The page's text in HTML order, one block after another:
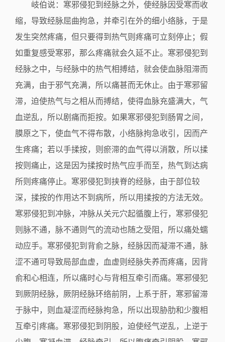
岐伯说：寒邪侵犯到经脉之外，使经脉因受寒而收
缩，导致经脉屈曲拘急，并牵引在外的细小络脉，于是
发生突然疼痛，但只要得到热气则疼痛可立刻停止；假
如重复感受寒邪，那么疼痛就会久延不止。寒邪侵犯到
经脉之中，与经脉中的热气相搏结，就会使血脉阻滞而
充满，由于邪气充满，所以痛甚而无休止。由于寒邪留
滞，迫使热气与之相从而搏结，使得血脉充盛满大，气
血逆乱，所以剧痛而拒按。如果寒邪侵犯到肠胃之间，
膜原之下，使血气不得布散，小络脉拘急收引，因而产
生疼痛；若以手揉按，则瘀滞的血气得以消散，所以揉
按则痛止，这是因为揉按时热气应手而至，热气到达病
所则疼痛停止。寒邪侵犯到挟脊的经脉，由于部位较
深，揉按的作用达不到病所，所以用揉按的方法无效。
寒邪侵犯到冲脉，冲脉从关元穴起循腹上行，寒邪侵犯
则脉不通，脉不通则气的流动也随之受阻，所以痛处蠕
动应手。寒邪侵犯到背俞之脉，经脉因而凝滞不通，脉
涩不通可导致局部血虚，血虚则经脉失养而疼痛，因背
俞和心相连，所以痛时心与背相互牵引而痛。寒邪侵犯
到厥阴经脉，厥阴经脉环络前阴，上系于肝，寒邪留滞
于脉中，则血凝涩而经脉拘急，所以出现胁肋和少腹相
互牵引疼痛。寒邪侵犯到阴股，迫使经气逆乱，上逆于